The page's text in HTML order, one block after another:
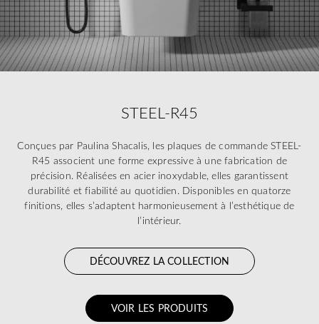
STEEL-R45
Conçues par Paulina Shacalis, les plaques de commande STEEL-
R45 associent une forme expressive à une fabrication de
précision. Réalisées en acier inoxydable, elles garantissent
durabilité et fiabilité au quotidien. Disponibles en quatorze
finitions, elles s’adaptent harmonieusement à l’esthétique de
l’intérieur.
DÉCOUVREZ LA COLLECTION
VOIR LES PRODUITS